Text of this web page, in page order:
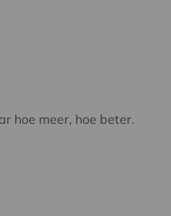
hoe meer, hoe beter.